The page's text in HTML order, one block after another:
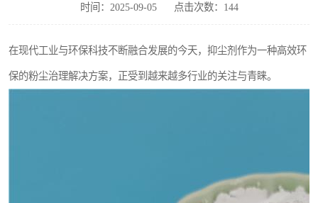
时间：2025-09-05 点击次数：144
在现代工业与环保科技不断融合发展的今天，抑尘剂作为一种高效环
保的粉尘治理解决方案，正受到越来越多行业的关注与青睐。
抑尘剂
氢氧化镁